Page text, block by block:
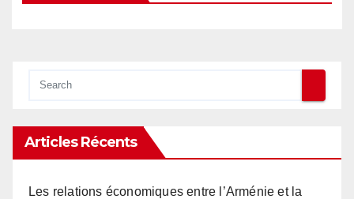
Articles Récents
Les relations économiques entre l’Arménie et la